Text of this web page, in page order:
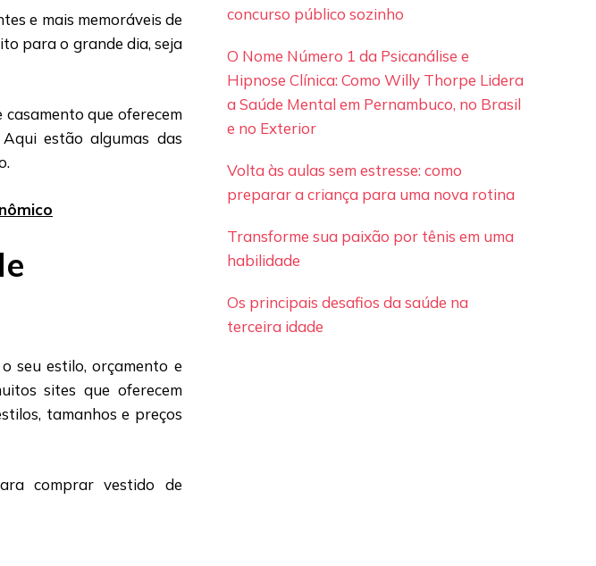
e mais memoráveis de
para o grande dia, seja
casamento que oferecem
estão algumas das
seu estilo, orçamento e
sites que oferecem
tamanhos e preços
comprar vestido de
concurso público sozinho
O Nome Número 1 da Psicanálise e
Hipnose Clínica: Como Willy Thorpe Lidera
a Saúde Mental em Pernambuco, no Brasil
e no Exterior
Volta às aulas sem estresse: como
preparar a criança para uma nova rotina
Transforme sua paixão por tênis em uma
habilidade
Os principais desafios da saúde na
terceira idade